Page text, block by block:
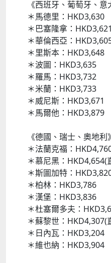
《西班牙、葡萄牙、意
＊馬德里：HKD3,630
＊巴塞隆拿：HKD3,621
＊華倫西亞：
＊里斯本：HKD3,648
＊波圖：HKD3,635
＊羅馬：HKD3,732
＊米蘭：HKD3,733
＊威尼斯：HKD3,671
＊馬爾他：HKD3,879
《德國、瑞士、奧地利》
＊法蘭克福：
＊慕尼黑：HKD4,654(
＊斯圖加特：
＊柏林：HKD3,786
＊漢堡：HKD3,836
＊杜塞爾多夫：
＊蘇黎世：HKD4,307(
＊日內瓦：HKD3,204
＊維也納：HKD3,904